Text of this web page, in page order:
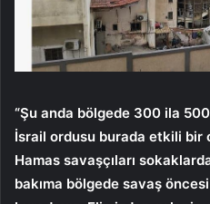
“Şu anda bölgede 300 ila
İsrail ordusu burada etkili bir
Hamas savaşçıları
bakıma bölgede savaş